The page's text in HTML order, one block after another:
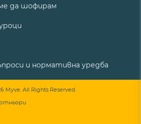
да шофирам
и нормативна уредба
Myve. All Rights Reserved.